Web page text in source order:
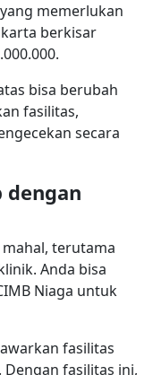
memerlukan
berkisar
bisa berubah
fasilitas,
secara
dengan
terutama
Anda bisa
Niaga untuk
fasilitas
fasilitas ini,